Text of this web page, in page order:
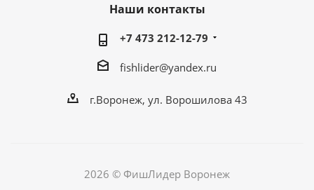
Наши контакты
+7 473 212-12-79
fishlider@yandex.ru
г.Воронеж, ул. Ворошилова 43
2026 © ФишЛидер Воронеж